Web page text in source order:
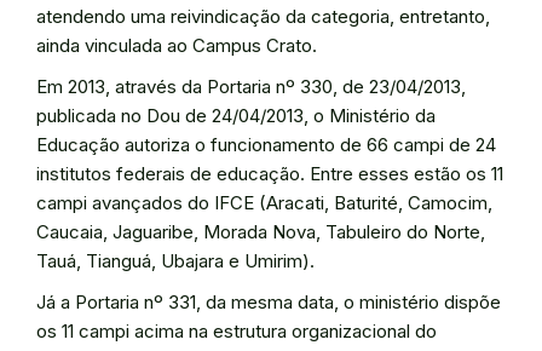
atendendo uma reivindicação da categoria, entretanto,
ainda vinculada ao Campus Crato.
Em 2013, através da Portaria nº 330, de 23/04/2013,
publicada no Dou de 24/04/2013, o Ministério da
Educação autoriza o funcionamento de 66 campi de 24
institutos federais de educação. Entre esses estão os 11
campi avançados do IFCE (Aracati, Baturité, Camocim,
Caucaia, Jaguaribe, Morada Nova, Tabuleiro do Norte,
Tauá, Tianguá, Ubajara e Umirim).
Já a Portaria nº 331, da mesma data, o ministério dispõe
os 11 campi acima na estrutura organizacional do